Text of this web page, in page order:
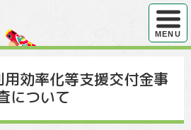
ハンバ
MENU
効率化等支援交付金事
について